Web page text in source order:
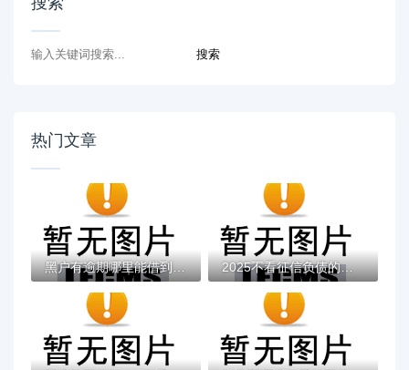
热门文章
黑户有逾期哪里能借到钱啊急用！看这5个黑户... 2025不看征信负债的网贷百分百下款，最新5个...